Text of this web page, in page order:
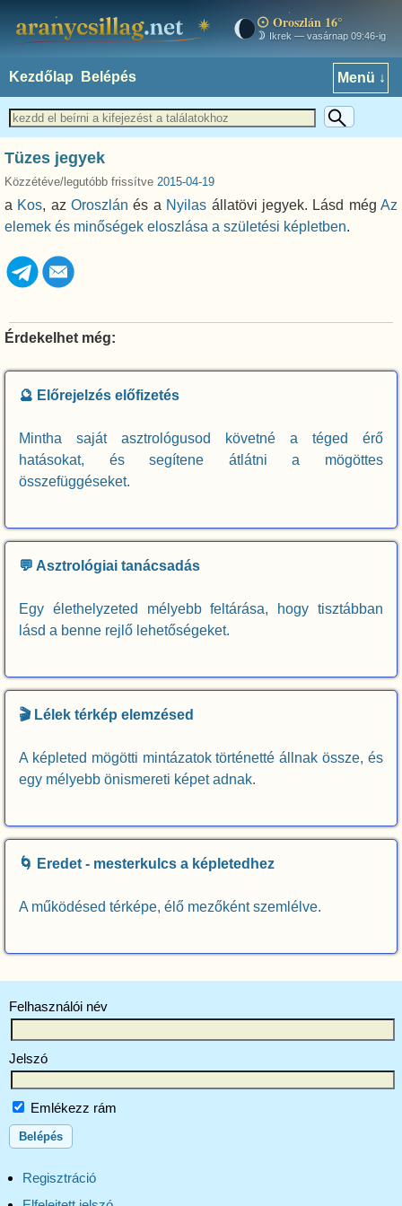
aranycsillag.net Oroszlán 16°
Ikrek — vasárnap 09:46-ig
Kezdőlap Belépés Menü ↓
Tüzes jegyek
Közzétéve/legutóbb frissítve 2015-04-19
a Kos, azOroszlán és a Nyilas állatövi jegyek. Lásd mégAz
elemek és minőségek eloszlása a születési képletben.
Érdekelhet még:
🔮 Előrejelzés előfizetés
Mintha saját asztrológusod követné a téged érő
hatásokat, és segítene átlátni a mögöttes
összefüggéseket.
💬 Asztrológiai tanácsadás
Egy élethelyzeted mélyebb feltárása, hogy tisztábban
lásd a benne rejlő lehetőségeket.
🎬 Lélek térkép elemzésed
A képleted mögötti mintázatok történetté állnak össze, és
egy mélyebb önismereti képet adnak.
🌀 Eredet - mesterkulcs a képletedhez
A működésed térképe, élő mezőként szemlélve.
Felhasználói név
Jelszó
Emlékezz rám
Regisztráció